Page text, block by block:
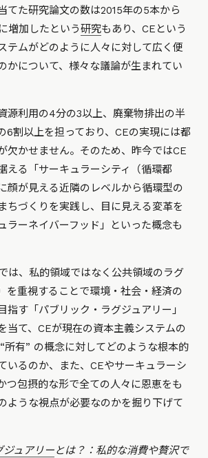
てた研究論文の数は2015年の5本から
増加したという研究もあり、CEという
テムがどのように人々に対して広く便
かについて、様々な議論が生まれてい
源利用の4分の3以上、廃棄物排出の半
6割以上を担っており、CEの実現には都
欠かせません。そのため、昨今ではCE
える「サーキュラーシティ（循環都
顔が見える近隣のレベルから循環型の
ちづくりを実践し、目に見える変革を
ラーネイバーフッド」といった概念も
は、私的領域ではなく公共領域のラグ
を重視することで環境・社会・経済の
指す「パブリック・ラグジュアリー」
当て、CEが現在の資本主義システムの
所有” の概念に対してどのような根本的
いるのか、また、CEやサーキュラーシ
つ包摂的な形で全ての人々に恩恵をも
ような視点が必要なのかを掘り下げて
ジュアリーとは？：私的な消費や贅沢で